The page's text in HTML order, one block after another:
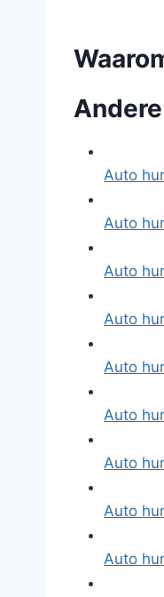
Auto
Auto
Auto
Auto
Auto
Auto
Auto
Auto
Auto